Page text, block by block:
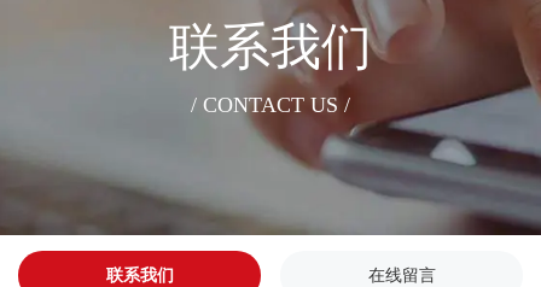
联系我们
/ CONTACT US /
联系我们 在线留言